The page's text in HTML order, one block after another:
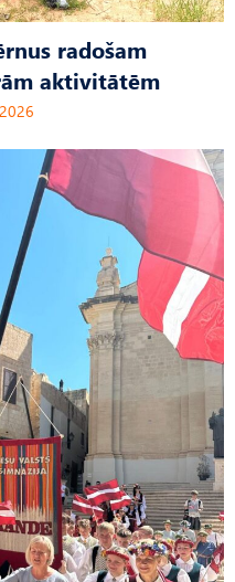
radošam
aktivitātēm